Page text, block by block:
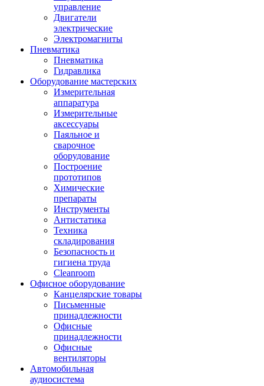
управление
Двигатели
электрические
Электромагниты
Пневматика
Пневматика
Гидравлика
Оборудование мастерских
Измерительная
аппаратура
Измерительные
аксессуары
Паяльное и
сварочное
оборудование
Построение
прототипов
Химические
препараты
Инструменты
Aнтистатика
Техника
складирования
Безопасность и
гигиена труда
Cleanroom
Офисное оборудование
Канцелярские товары
Письменные
принадлежности
Офисные
принадлежности
Офисные
вентиляторы
Автомобильная
аудиосистема